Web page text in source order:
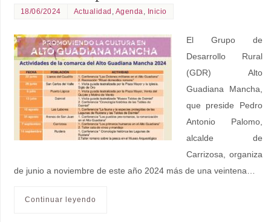
18/06/2024 Actualidad , Agenda, Inicio
El Grupo de
Desarrollo Rural
(GDR) Alto
Guadiana Mancha,
que preside Pedro
Antonio Palomo,
alcalde de
Carrizosa, organiza
de junio a noviembre de este año 2024 más de una veintena…
Continuar leyendo